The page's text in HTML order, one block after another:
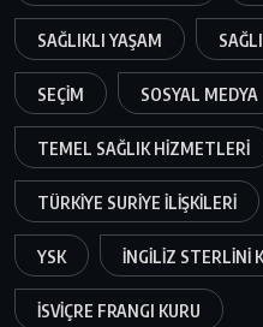
SAĞLIKLI YAŞAM
SEÇIM SOSYAL MEDYA
TEMEL SAĞLIK HIZMETLERI
TÜRKIYE SURIYE ILIŞKILERI
YSK İNGILIZ STERLINI
İSVIÇRE FRANGI KURU